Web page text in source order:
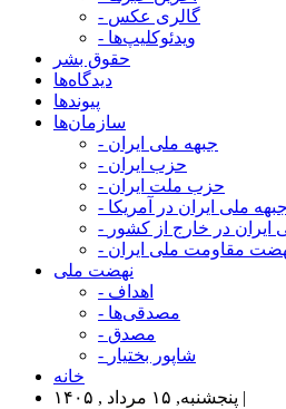
- گالری عکس
- ویدئوکلیپ‌ها
حقوق بشر
دیدگاه‌ها
پیوندها
سازمان‌ها
- جبهه ملی ایران
- حزب ایران
- حزب ملت ایران
ملی ایران در آمریکا
ایران در خارج از کشور
مقاومت ملی ایران
نهضت ملی
- اهداف
- مصدقی‌ها
- مصدق
- شاپور بختیار
خانه
پنجشنبه, ۱۵ مرداد , ۱۴۰۵ |